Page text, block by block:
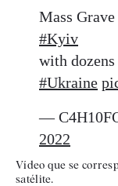
Mass
#Kyiv
with
#Ukraine
—
2022
Vídeo que se
satélite.